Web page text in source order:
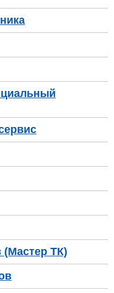
(Мастер ТК)